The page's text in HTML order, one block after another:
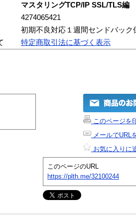
マスタリングTCP/IP SSL/TLS編
4274065421
初期不良対応１週間センドバック
特定商取引法に基づく表示
このページを
メールでURL
お気に入りに
このページのURL
https://plth.me/32100244